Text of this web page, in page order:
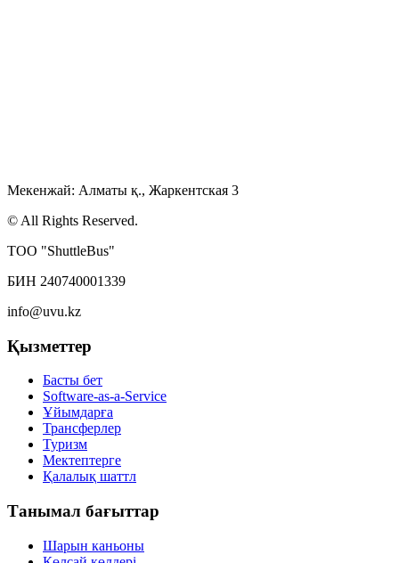
Мекенжай: Алматы қ., Жаркентская 3
© All Rights Reserved.
ТОО "ShuttleBus"
БИН 240740001339
info@uvu.kz
Қызметтер
Басты бет
Software-as-a-Service
Ұйымдарға
Трансферлер
Туризм
Мектептерге
Қалалық шаттл
Танымал бағыттар
Шарын каньоны